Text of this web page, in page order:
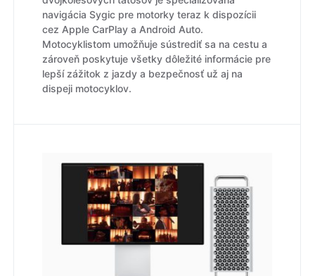
navigácia Sygic pre motorky teraz k dispozícii
cez Apple CarPlay a Android Auto.
Motocyklistom umožňuje sústrediť sa na cestu a
zároveň poskytuje všetky dôležité informácie pre
lepší zážitok z jazdy a bezpečnosť už aj na
dispeji motocyklov.